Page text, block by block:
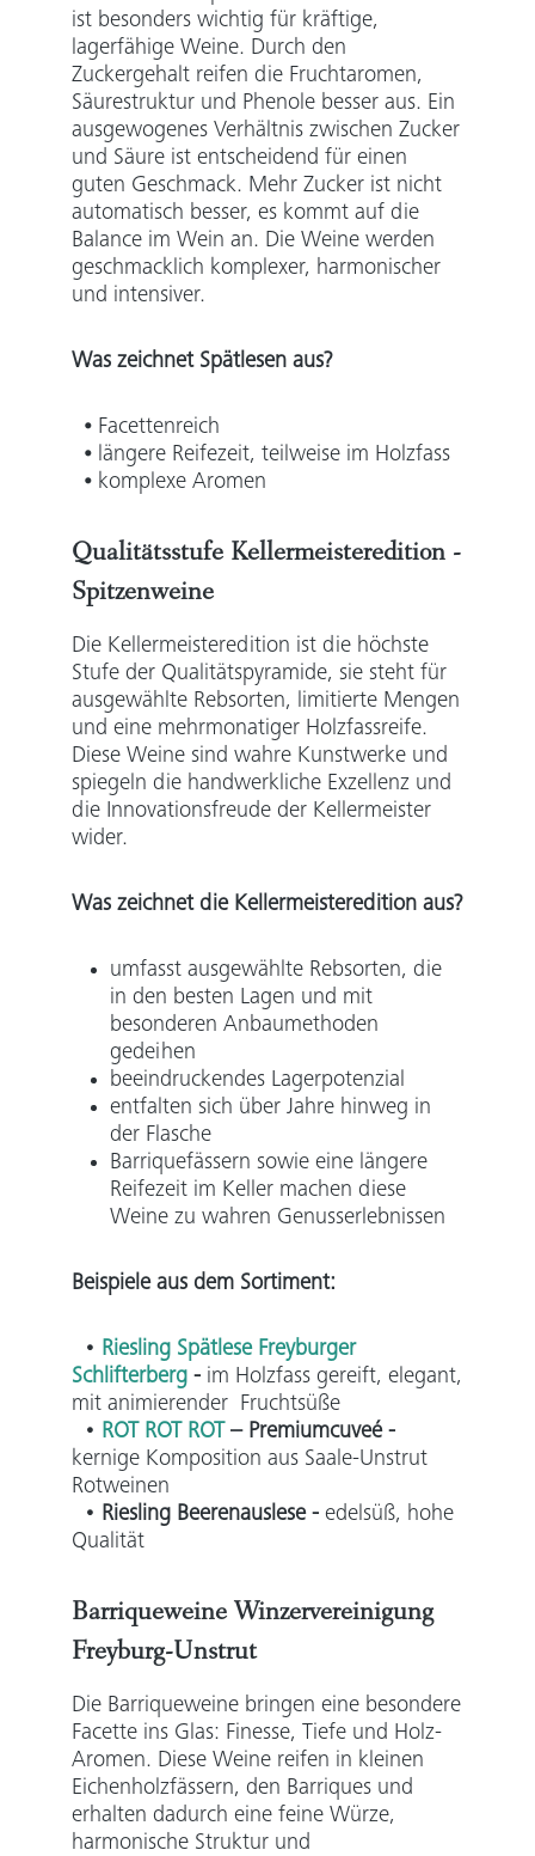
ist besonders wichtig für kräftige,
lagerfähige Weine. Durch den
Zuckergehalt reifen die Fruchtaromen,
Säurestruktur und Phenole besser aus. Ein
ausgewogenes Verhältnis zwischen Zucker
und Säure ist entscheidend für einen
guten Geschmack. Mehr Zucker ist nicht
automatisch besser, es kommt auf die
Balance im Wein an. Die Weine werden
geschmacklich komplexer, harmonischer
und intensiver.
Was zeichnet Spätlesen aus?
⦁ Facettenreich
⦁ längere Reifezeit, teilweise im Holzfass
⦁ komplexe Aromen
Qualitätsstufe Kellermeisteredition -
Spitzenweine
Die Kellermeisteredition ist die höchste
Stufe der Qualitätspyramide, sie steht für
ausgewählte Rebsorten, limitierte Mengen
und eine mehrmonatiger Holzfassreife.
Diese Weine sind wahre Kunstwerke und
spiegeln die handwerkliche Exzellenz und
die Innovationsfreude der Kellermeister
wider.
Was zeichnet die Kellermeisteredition aus?
umfasst ausgewählte Rebsorten, die
in den besten Lagen und mit
besonderen Anbaumethoden
gedeihen
beeindruckendes Lagerpotenzial
entfalten sich über Jahre hinweg in
der Flasche
Barriquefässern sowie eine längere
Reifezeit im Keller machen diese
Weine zu wahren Genusserlebnissen
Beispiele aus dem Sortiment:
• Riesling Spätlese Freyburger
Schlifterberg - im Holzfass gereift, elegant,
mit animierender Fruchtsüße
• ROT ROT ROT – Premiumcuveé-
kernige Komposition aus Saale-Unstrut
Rotweinen
• Riesling Beerenauslese- edelsüß, hohe
Qualität
Barriqueweine Winzervereinigung
Freyburg-Unstrut
Die Barriqueweine bringen eine besondere
Facette ins Glas: Finesse, Tiefe und Holz-
Aromen. Diese Weine reifen in kleinen
Eichenholzfässern, den Barriques und
erhalten dadurch eine feine Würze,
harmonische Struktur und